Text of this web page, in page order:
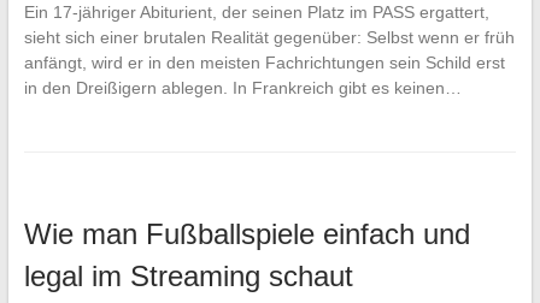
Ein 17-jähriger Abiturient, der seinen Platz im PASS ergattert,
sieht sich einer brutalen Realität gegenüber: Selbst wenn er früh
anfängt, wird er in den meisten Fachrichtungen sein Schild erst
in den Dreißigern ablegen. In Frankreich gibt es keinen…
Wie man Fußballspiele einfach und
legal im Streaming schaut